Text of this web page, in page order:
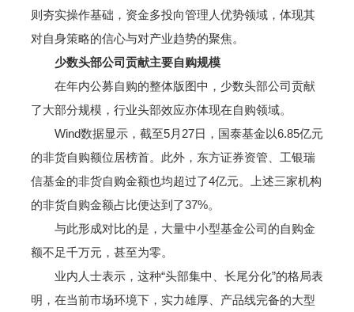
则夯实操作基础，资金多投向管理人优势领域，体现其
对自身策略的信心与对产业趋势的聚焦。
少数头部公司贡献主要自购规模
在年内公募自购的整体版图中，少数头部公司贡献
了大部分规模，行业头部效应亦体现在自购领域。
Wind数据显示，截至5月27日，国泰基金以6.85亿元
的非货自购额位居榜首。此外，东方证券资管、工银瑞
信基金的非货自购金额也均超过了4亿元。上述三家机构
的非货自购金额占比便达到了37%。
与此形成对比的是，大量中小型基金公司的自购金
额不足千万元，甚至为零。
业内人士表示，这种“头部集中、长尾分化”的格局表
明，在当前市场环境下，实力雄厚、产品线完备的大型